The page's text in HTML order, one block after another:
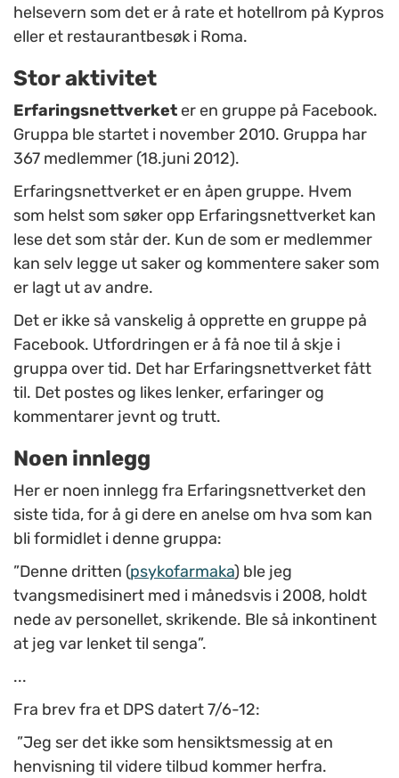
helsevern som det er å rate et hotellrom på Kypros
eller et restaurantbesøk i Roma.
Stor aktivitet
Erfaringsnettverket er en gruppe på Facebook.
Gruppa ble startet i november 2010. Gruppa har
367 medlemmer (18.juni 2012).
Erfaringsnettverket er en åpen gruppe. Hvem
som helst som søker opp Erfaringsnettverket kan
lese det som står der. Kun de som er medlemmer
kan selv legge ut saker og kommentere saker som
er lagt ut av andre.
Det er ikke så vanskelig å opprette en gruppe på
Facebook. Utfordringen er å få noe til å skje i
gruppa over tid. Det har Erfaringsnettverket fått
til. Det postes og likes lenker, erfaringer og
kommentarer jevnt og trutt.
Noen innlegg
Her er noen innlegg fra Erfaringsnettverket den
siste tida, for å gi dere en anelse om hva som kan
bli formidlet i denne gruppa:
”Denne dritten (psykofarmaka) ble jeg
tvangsmedisinert med i månedsvis i 2008, holdt
nede av personellet, skrikende. Ble så inkontinent
at jeg var lenket til senga”.
...
Fra brev fra et DPS datert 7/6-12:
”Jeg ser det ikke som hensiktsmessig at en
henvisning til videre tilbud kommer herfra.